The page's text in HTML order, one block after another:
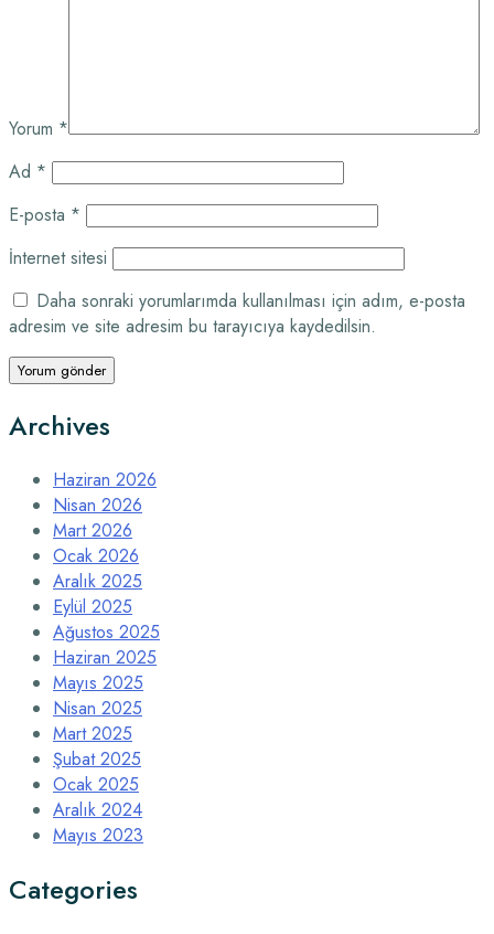
Yorum *
Ad *
E-posta *
İnternet sitesi
Daha sonraki yorumlarımda kullanılması için adım, e-posta
adresim ve site adresim bu tarayıcıya kaydedilsin.
Archives
Haziran 2026
Nisan 2026
Mart 2026
Ocak 2026
Aralık 2025
Eylül 2025
Ağustos 2025
Haziran 2025
Mayıs 2025
Nisan 2025
Mart 2025
Şubat 2025
Ocak 2025
Aralık 2024
Mayıs 2023
Categories